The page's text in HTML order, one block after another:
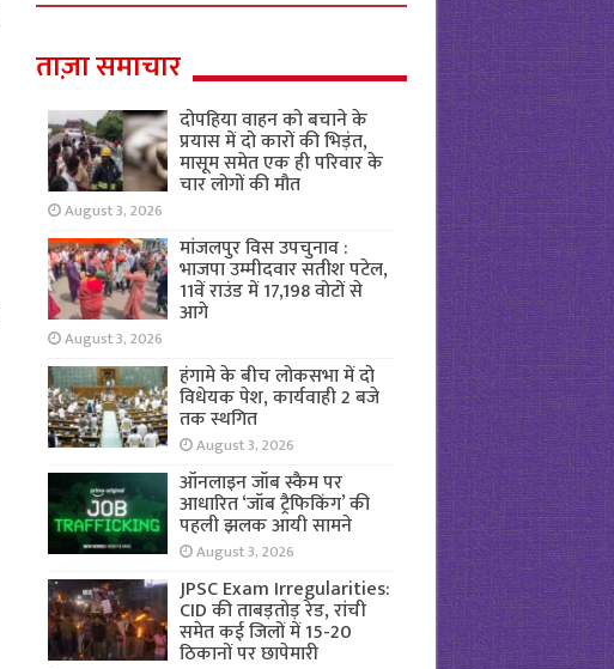
ताज़ा समाचार
दोपहिया वाहन को बचाने के
प्रयास में दो कारों की भिड़ंत,
मासूम समेत एक ही परिवार के
चार लोगों की मौत
August 3, 2026
मांजलपुर विस उपचुनाव :
भाजपा उम्मीदवार सतीश पटेल,
11वें राउंड में 17,198 वोटों से
आगे
August 3, 2026
हंगामे के बीच लोकसभा में दो
विधेयक पेश, कार्यवाही 2 बजे
तक स्थगित
August 3, 2026
ऑनलाइन जॉब स्कैम पर
आधारित ‘जॉब ट्रैफिकिंग’ की
पहली झलक आयी सामने
August 3, 2026
JPSC Exam Irregularities:
CID की ताबड़तोड़ रेड, रांची
समेत कई जिलों में 15-20
ठिकानों पर छापेमारी